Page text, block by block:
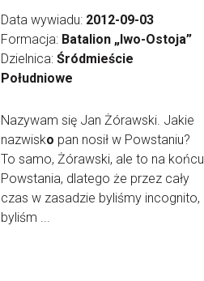
Data wywiadu: 2012-09-03
Formacja: Batalion „Iwo-Ostoja”
Dzielnica: Śródmieście
Południowe
Nazywam się Jan Żórawski. Jakie
nazwisko pan nosił w Powstaniu?
To samo, Żórawski, ale to na końcu
Powstania, dlatego że przez cały
czas w zasadzie byliśmy incognito,
byliśm ...